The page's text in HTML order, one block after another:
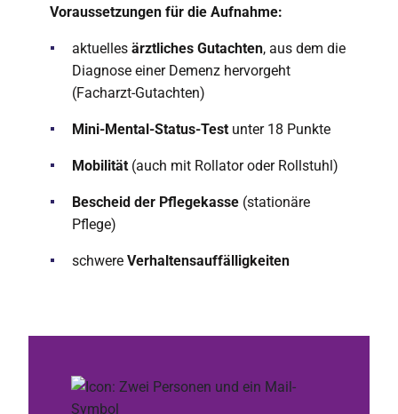
Voraussetzungen für die Aufnahme:
aktuelles ärztliches Gutachten, aus dem die
Diagnose einer Demenz hervorgeht
(Facharzt-Gutachten)
Mini-Mental-Status-Test unter 18 Punkte
Mobilität (auch mit Rollator oder Rollstuhl)
Bescheid der Pflegekasse (stationäre
Pflege)
schwere Verhaltensauffälligkeiten